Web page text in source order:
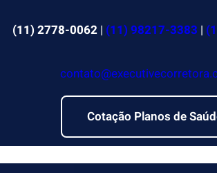
para(11) 2778-0062 | (11) 98217-3383 |
Cotação Planos de